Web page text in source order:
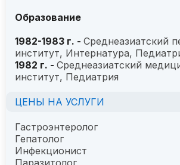
Образование
1982-1983 г. - Среднеазиатский
институт, Интернатура,
1982 г. - Среднеазиатский
институт, Педиатрия
ЦЕНЫ НА УСЛУГИ
Гастроэнтеролог
Гепатолог
Инфекционист
Паразитолог